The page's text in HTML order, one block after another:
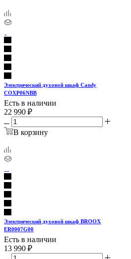
Электрический духовой шкаф Candy
COXP06NBB
Есть в наличии
22 990 ₽
В корзину
Электрический духовой шкаф BROOX
ER0007G00
Есть в наличии
13 990 ₽